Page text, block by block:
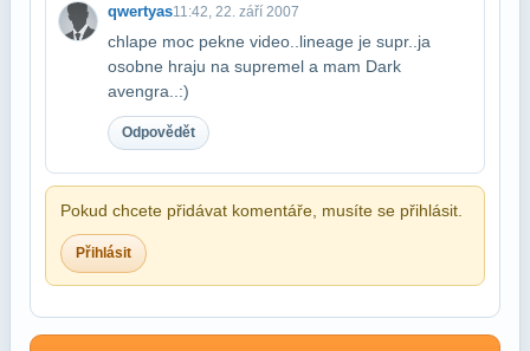
qwertyas11:42, 22. září 2007
chlape moc pekne video..lineage je supr..ja
osobne hraju na supremel a mam Dark​
avengra..:)
Odpovědět
Pokud chcete přidávat komentáře, musíte se přihlásit.
Přihlásit